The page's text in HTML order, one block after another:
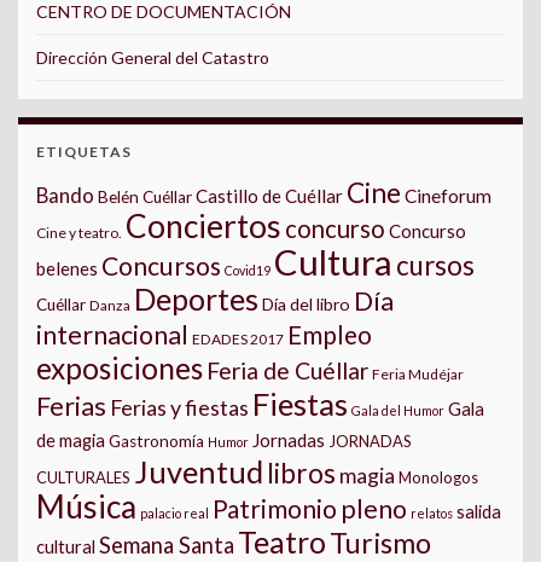
CENTRO DE DOCUMENTACIÓN
Dirección General del Catastro
ETIQUETAS
Bando Belén CuéllarCastillo de Cuéllar Cine Cineforum
Cine y teatro. Conciertos concurso Concurso
belenes Concursos Covid19 Cultura cursos
Cuéllar Danza Deportes Día del libro Día
internacional EDADES 2017 Empleo
exposiciones Feria de Cuéllar Feria Mudéjar
Ferias Ferias y fiestas Fiestas Gala del Humor Gala
de magia Gastronomía Humor Jornadas JORNADAS
CULTURALES Juventud libros magia Monologos
Música palacio real Patrimonio pleno relatos salida
cultural Semana Santa TeatroTurismo